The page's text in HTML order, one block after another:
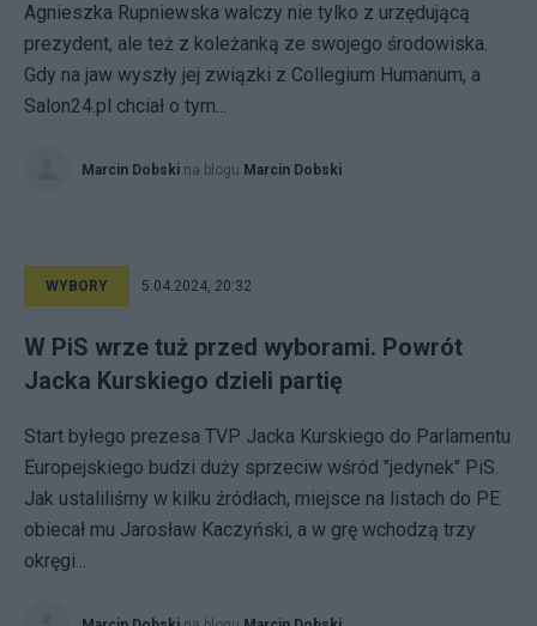
Agnieszka Rupniewska walczy nie tylko z urzędującą
prezydent, ale też z koleżanką ze swojego środowiska.
Gdy na jaw wyszły jej związki z Collegium Humanum, a
Salon24.pl chciał o tym...
Marcin Dobski na blogu Marcin Dobski
WYBORY 5.04.2024, 20:32
W PiS wrze tuż przed wyborami. Powrót
Jacka Kurskiego dzieli partię
Start byłego prezesa TVP Jacka Kurskiego do Parlamentu
Europejskiego budzi duży sprzeciw wśród "jedynek" PiS.
Jak ustaliliśmy w kilku źródłach, miejsce na listach do PE
obiecał mu Jarosław Kaczyński, a w grę wchodzą trzy
okręgi...